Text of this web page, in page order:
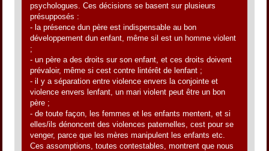
psychologues. Ces décisions se basent sur plusieurs
présupposés :
- la présence dun père est indispensable au bon
développement dun enfant, même sil est un homme violent
;
- un père a des droits sur son enfant, et ces droits doivent
prévaloir, même si cest contre lintérêt de lenfant ;
- il y a séparation entre violence envers la conjointe et
violence envers lenfant, un mari violent peut être un bon
père ;
- de toute façon, les femmes et les enfants mentent, et si
elles/ils dénoncent des violences paternelles, cest pour se
venger, parce que les mères manipulent les enfants etc.
Ces assomptions, toutes contestables, montrent que nous